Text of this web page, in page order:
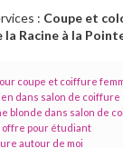
: Coupe et
la Racine à la
coupe et coiffure
dans salon de coiffure
blonde dans salon de
pour étudiant
autour de moi